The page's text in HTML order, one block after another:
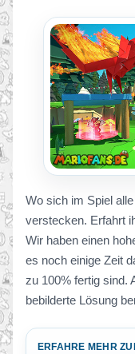
Wo sich im Spiel
verstecken. Erfahrt
Wir haben einen
es noch einige Zeit
zu 100% fertig sind.
bebilderte Lösung
ERFAHRE MEHR